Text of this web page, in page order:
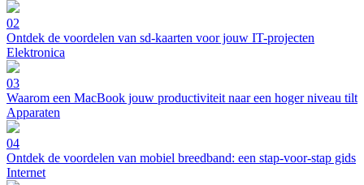
02
Ontdek de voordelen van sd-kaarten voor jouw IT-projecten
Elektronica
03
Waarom een MacBook jouw productiviteit naar een hoger niveau tilt
Apparaten
04
Ontdek de voordelen van mobiel breedband: een stap-voor-stap gids
Internet